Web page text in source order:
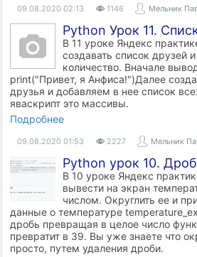
09.08.2020 02:13 1146 Мельник
Python Урок 11.
В 11 уроке Яндекс
создавать список друзей
количество. Вначале
print("Привет, я Анфиса!")Далее
друзья и добавляем в нее список
яваскрипт это массивы.
Подробнее
09.08.2020 01:53 2227 Мельник
Python урок 10.
В 10 уроке Яндекс
вывести на экран
числом. Округлить ее и
данные о температуре
дробь превращая в целое число
превратит в 39. Вы уже знаете что
просто, путем удаления дроби.